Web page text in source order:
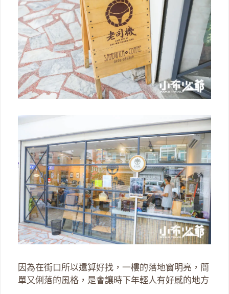
因為在街口所以還算好找，一樓的落地窗明亮，簡
單又俐落的風格，是會讓時下年輕人有好感的地方